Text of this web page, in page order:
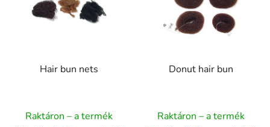
Hair bun nets
Raktáron – a termék
Donut hair bun
Raktáron – a termék